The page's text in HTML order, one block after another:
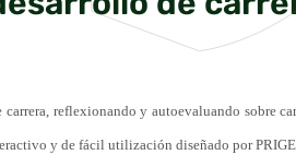
reflexionando y autoevaluando sobre
y de fácil utilización diseñado por